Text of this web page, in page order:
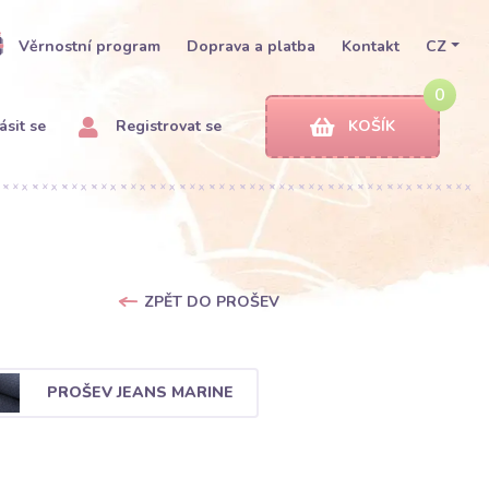
Věrnostní program Doprava a platba Kontakt CZ
se Registrovat se
0
KOŠÍK
ZPĚT DO PROŠEV
PROŠEV JEANS MARINE